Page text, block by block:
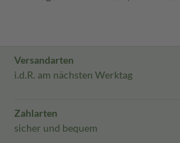
Versandarten
i.d.R. am nächsten Werktag
Zahlarten
sicher und bequem